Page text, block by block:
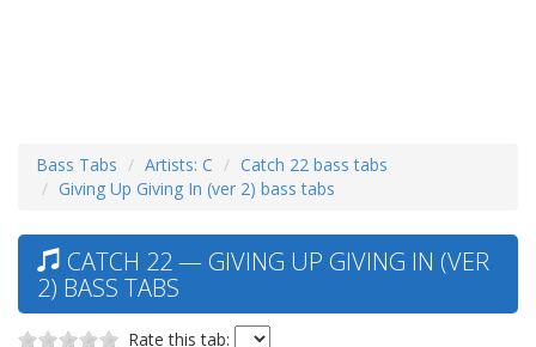
Bass Tabs Artists: C
Catch 22 bass tabs
Giving Up Giving In (ver 2) bass tabs
CATCH 22 — GIVING UP GIVING IN (VER
2) BASS TABS
Rate this tab: